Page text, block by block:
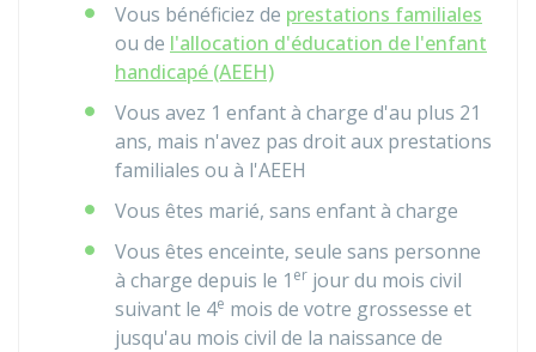
Vous bénéficiez de prestations familiales
ou de l'allocation d'éducation de l'enfant
handicapé (AEEH)
Vous avez 1 enfant à charge d'au plus 21
ans, mais n'avez pas droit aux prestations
familiales ou à l'AEEH
Vous êtes marié, sans enfant à charge
Vous êtes enceinte, seule sans personne
à charge depuis le 1 er jour du mois civil
suivant le 4e mois de votre grossesse et
jusqu'au mois civil de la naissance de